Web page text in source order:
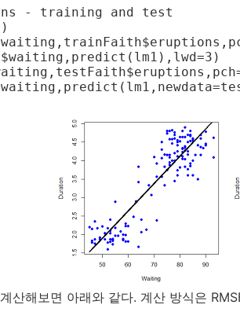
- training and test
산해보면 아래와 같다. 계산 방식은